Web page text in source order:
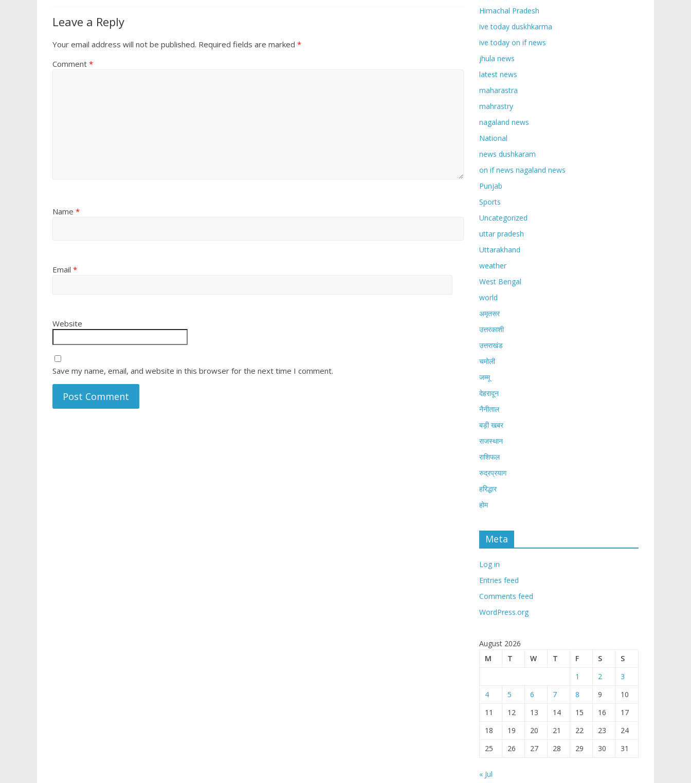
Leave a Reply
Your email address will not be published. Required fields are marked *
Comment *
Name *
Email *
Website
Save my name, email, and website in this browser for the next time I comment.
Himachal Pradesh
ive today duskhkarma
ive today on if news
jhula news
latest news
maharastra
mahrastry
nagaland news
National
news dushkaram
on if news nagaland news
Punjab
Sports
Uncategorized
uttar pradesh
Uttarakhand
weather
West Bengal
world
अमृतसर
उत्तरकाशी
उत्तराखंड
चमोली
जम्मू
देहरादून
नैनीताल
बड़ी खबर
राजस्थान
राशिफल
रुद्रप्रयाग
हरिद्धार
होम
Meta
Log in
Entries feed
Comments feed
WordPress.org
August 2026
M
T W T F S
S
1
2
3
4
5 6 7 8 9
10
11
12 13 14 15 16
17
18
19 20 21 22 23
24
25
26 27 28 29 30 31
« Jul